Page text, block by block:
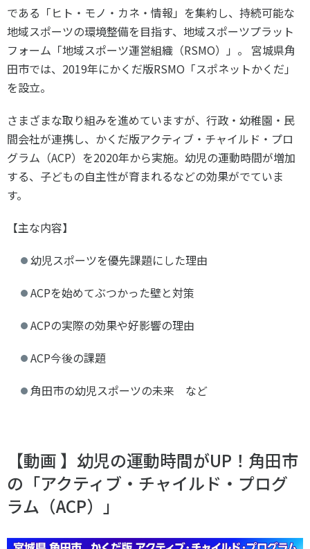
個人情報保護方針
ソーシャルメディア運営方針
社会づくり
自治体との連携
各教育機関との連携
スポーツ振興団体との連携
【動画】スポーツでアクティブなまちづくり
知る学ぶ
Sport Topics
スポーツ 歴史の検証
SSF BOOKS
である「ヒト・モノ・カネ・情報」を集約し、持続可能な
地域スポーツの環境整備を目指す、地域スポーツプラット
フォーム「地域スポーツ運営組織（RSMO）」。 宮城県角
田市では、2019年にかくだ版RSMO「スポネットかくだ」
を設立。
さまざまな取り組みを進めていますが、行政・幼稚園・民
間会社が連携し、かくだ版アクティブ・チャイルド・プロ
グラム（ACP）を2020年から実施。幼児の運動時間が増加
する、子どもの自主性が育まれるなどの効果がでていま
す。
【主な内容】
幼児スポーツを優先課題にした理由
ACPを始めてぶつかった壁と対策
ACPの実際の効果や好影響の理由
ACP今後の課題
角田市の幼児スポーツの未来 など
【動画 】幼児の運動時間がUP！角田市
の「アクティブ・チャイルド・プログ
ラム（ACP）」